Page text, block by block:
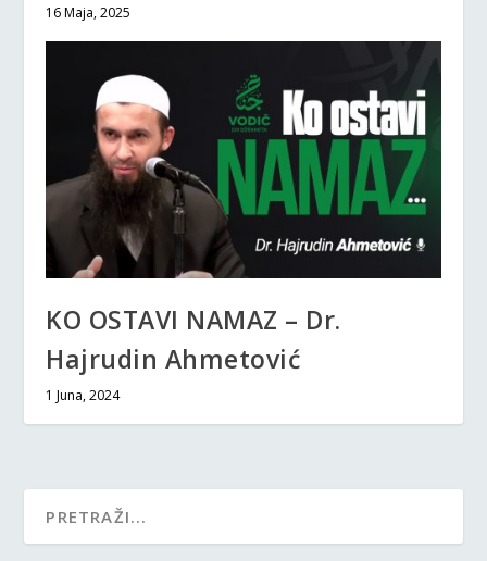
16 Maja, 2025
KO OSTAVI NAMAZ – Dr.
Hajrudin Ahmetović
1 Juna, 2024